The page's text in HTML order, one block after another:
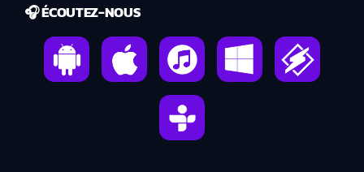
🎧 ÉCOUTEZ-NOUS